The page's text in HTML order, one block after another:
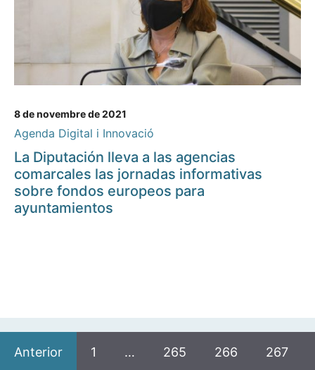
8 de novembre de 2021
Agenda Digital i Innovació
La Diputación lleva a las agencias
comarcales las jornadas informativas
sobre fondos europeos para
ayuntamientos
Anterior 1 … 265 266 267